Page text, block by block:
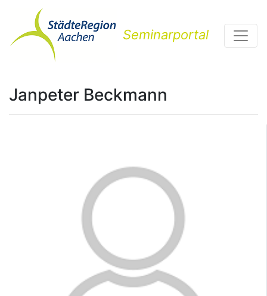
Seminarportal
Janpeter Beckmann